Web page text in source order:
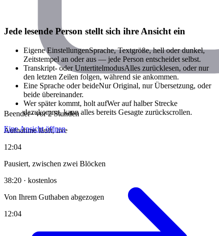
Beendet · vor 2 Stunden
Aufnahme läuft, live
12:04
Pausiert, zwischen zwei Blöcken
38:20 · kostenlos
Von Ihrem Guthaben abgezogen
12:04
Jede lesende Person stellt sich ihre Ansicht ein
Eigene EinstellungenSprache, Textgröße, hell oder dunkel,
Zeitstempel an oder aus — jede Person entscheidet selbst.
Transkript- oder UntertitelmodusAlles zurücklesen, oder nur
den letzten Zeilen folgen, während sie ankommen.
Eine Sprache oder beideNur Original, nur Übersetzung, oder
beide übereinander.
Wer später kommt, holt aufWer auf halber Strecke
dazukommt, kann alles bereits Gesagte zurückscrollen.
Eine Ansicht öffnen